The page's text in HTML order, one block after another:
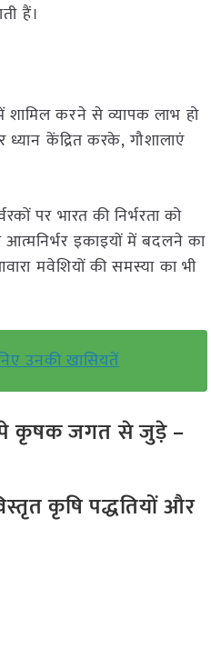
हैं।
करने से व्यापक लाभ हो
केंद्रित करके, गौशालाएं
पर भारत की निर्भरता को
इकाइयों में बदलने का
मवेशियों की समस्या का भी
उनकी खासियतें
पे कृषक जगत से जुड़े –
कृषि पद्धतियों और